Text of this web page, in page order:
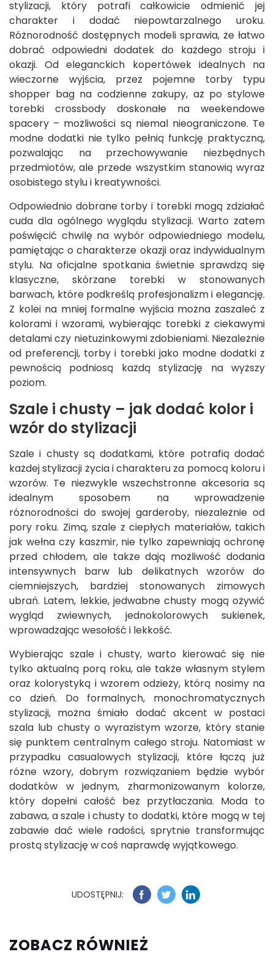
stylizacji, który potrafi całkowicie odmienić jej
charakter i dodać niepowtarzalnego uroku.
Różnorodność dostępnych modeli sprawia, że łatwo
dobrać odpowiedni dodatek do każdego stroju i
okazji. Od eleganckich kopertówek idealnych na
wieczorne wyjścia, przez pojemne torby typu
shopper bag na codzienne zakupy, aż po stylowe
torebki crossbody doskonałe na weekendowe
spacery – możliwości są niemal nieograniczone. Te
modne dodatki nie tylko pełnią funkcję praktyczną,
pozwalając na przechowywanie niezbędnych
przedmiotów, ale przede wszystkim stanowią wyraz
osobistego stylu i kreatywności.
Odpowiednio dobrane torby i torebki mogą zdziałać
cuda dla ogólnego wyglądu stylizacji. Warto zatem
poświęcić chwilę na wybór odpowiedniego modelu,
pamiętając o charakterze okazji oraz indywidualnym
stylu. Na oficjalne spotkania świetnie sprawdzą się
klasyczne, skórzane torebki w stonowanych
barwach, które podkreślą profesjonalizm i elegancję.
Z kolei na mniej formalne wyjścia można zaszaleć z
kolorami i wzorami, wybierając torebki z ciekawymi
detalami czy nietuzinkowymi zdobieniami. Niezależnie
od preferencji, torby i torebki jako modne dodatki z
pewnością podniosą każdą stylizację na wyższy
poziom.
Szale i chusty – jak dodać kolor i
wzór do stylizacji
Szale i chusty są dodatkami, które potrafią dodać
każdej stylizacji życia i charakteru za pomocą koloru i
wzorów. Te niezwykle wszechstronne akcesoria są
idealnym sposobem na wprowadzenie
różnorodności do swojej garderoby, niezależnie od
pory roku. Zimą, szale z ciepłych materiałów, takich
jak wełna czy kaszmir, nie tylko zapewniają ochronę
przed chłodem, ale także dają możliwość dodania
intensywnych barw lub delikatnych wzorów do
ciemniejszych, bardziej stonowanych zimowych
ubrań. Latem, lekkie, jedwabne chusty mogą ożywić
wygląd zwiewnych, jednokolorowych sukienek,
wprowadzając wesołość i lekkość.
Wybierając szale i chusty, warto kierować się nie
tylko aktualną porą roku, ale także własnym stylem
oraz kolorystyką i wzorem odzieży, którą nosimy na
co dzień. Do formalnych, monochromatycznych
stylizacji, można śmiało dodać akcent w postaci
szala lub chusty o wyrazistym wzorze, który stanie
się punktem centralnym całego stroju. Natomiast w
przypadku casualowych stylizacji, które łączą już
różne wzory, dobrym rozwiązaniem będzie wybór
dodatków w jednym, zharmonizowanym kolorze,
który dopełni całość bez przytłaczania. Moda to
zabawa, a szale i chusty to dodatki, które mogą w tej
zabawie dać wiele radości, sprytnie transformując
prostą stylizację w coś naprawdę wyjątkowego.
UDOSTĘPNIJ:
ZOBACZ RÓWNIEŻ